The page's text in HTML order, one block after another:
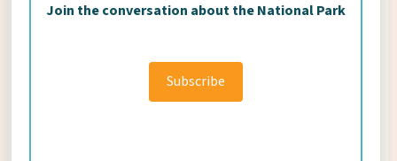
Join the conversation about the National Park
Subscribe